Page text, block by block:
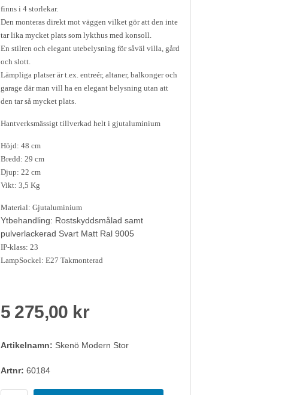
finns i 4 storlekar.
Den monteras direkt mot väggen vilket gör att den inte
tar lika mycket plats som lykthus med konsoll.
En stilren och elegant utebelysning för såväl villa, gård
och slott.
Lämpliga platser är t.ex. entreér, altaner, balkonger och
garage där man vill ha en elegant belysning utan att
den tar så mycket plats.
Hantverksmässigt tillverkad helt i gjutaluminium
Höjd: 48 cm
Bredd: 29 cm
Djup: 22 cm
Vikt: 3,5 Kg
Material: Gjutaluminium
Ytbehandling: Rostskyddsmålad samt
pulverlackerad Svart Matt Ral 9005
IP-klass: 23
LampSockel: E27 Takmonterad
5 275,00 kr
Artikelnamn: Skenö Modern Stor
Artnr: 60184